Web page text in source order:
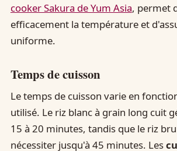
cooker Sakura de Yum Asia, permet
efficacement la température et
uniforme.
Temps de cuisson
Le temps de cuisson varie en
utilisé. Le riz blanc à grain long cuit
15 à 20 minutes, tandis que le riz
nécessiter jusqu'à 45 minutes. Les